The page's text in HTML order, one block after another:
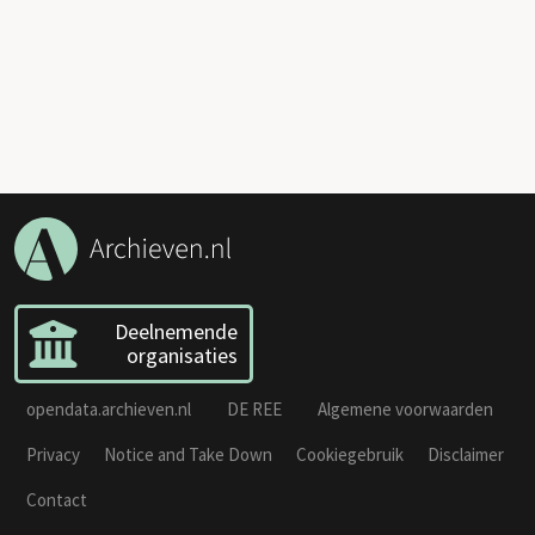
Deelnemende
organisaties
opendata.archieven.nl DE REE
Algemene voorwaarden
Privacy
Notice and Take Down Cookiegebruik
Disclaimer
Contact